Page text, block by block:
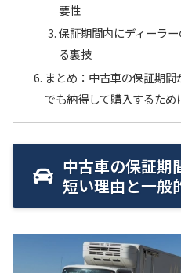
要性
保証期間内にディーラ
る裏技
まとめ：中古車の保証期
でも納得して購入するため
中古車の保証期
短い理由と一般